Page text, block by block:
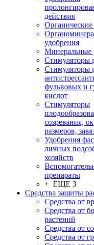
действия
Органические
удобрения
Минеральные
Стимуляторы
Стимуляторы
фульвовых и
кислот
Стимуляторы
созревания,
размеров,
Удобрения
личных
хозяйств
препараты
+ ЕЩЕ 3
Средства защиты
Средства от
Средства от
растений
Средства от
Средства от